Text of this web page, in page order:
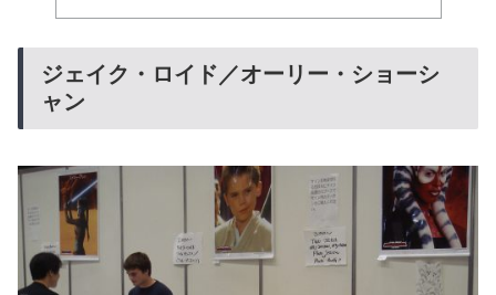
ジェイク・ロイド／オーリー・ショーシ
ャン